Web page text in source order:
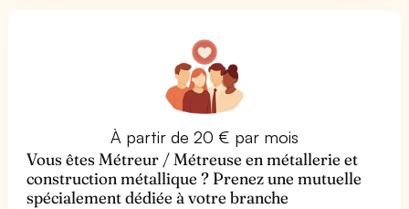
À partir de 20 € par mois
Vous êtes Métreur / Métreuse en métallerie et
construction métallique ? Prenez une mutuelle
spécialement dédiée à votre branche